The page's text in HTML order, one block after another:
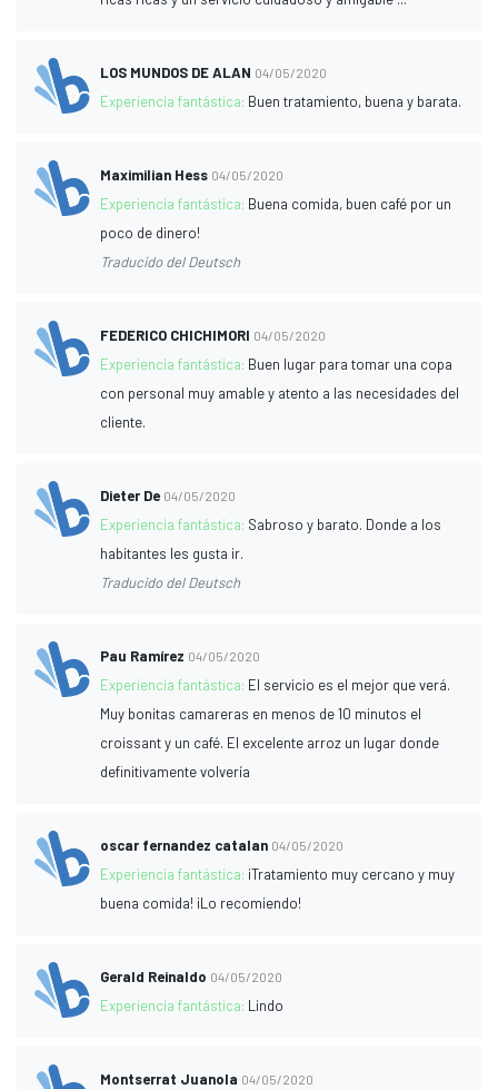
LOS MUNDOS DE ALAN 04/05/2020
Experiencia fantástica: Buen tratamiento, buena y barata.
Maximilian Hess 04/05/2020
Experiencia fantástica: Buena comida, buen café por un
poco de dinero!
Traducido del Deutsch
FEDERICO CHICHIMORI 04/05/2020
Experiencia fantástica: Buen lugar para tomar una copa
con personal muy amable y atento a las necesidades del
cliente.
Dieter De 04/05/2020
Experiencia fantástica: Sabroso y barato. Donde a los
habitantes les gusta ir.
Traducido del Deutsch
Pau Ramírez 04/05/2020
Experiencia fantástica: El servicio es el mejor que verá.
Muy bonitas camareras en menos de 10 minutos el
croissant y un café. El excelente arroz un lugar donde
definitivamente volvería
oscar fernandez catalan 04/05/2020
Experiencia fantástica: ¡Tratamiento muy cercano y muy
buena comida! ¡Lo recomiendo!
Gerald Reinaldo 04/05/2020
Experiencia fantástica: Lindo
Montserrat Juanola 04/05/2020